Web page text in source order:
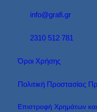
info@grafi.gr
2310 512 781
Όροι Χρήσης
Πολιτική Προστασίας
Επιστροφή Χρημάτων